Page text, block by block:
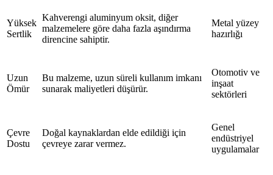
Yüksek
Sertlik
Kahverengi aluminyum oksit, diğer
malzemelere göre daha fazla aşındırma
direncine sahiptir.
Metal yüzey
hazırlığı
Uzun
Ömür
Bu malzeme, uzun süreli kullanım imkanı
sunarak maliyetleri düşürür.
Otomotiv ve
inşaat
sektörleri
Çevre
Dostu
Doğal kaynaklardan elde edildiği için
çevreye zarar vermez.
Genel
endüstriyel
uygulamalar